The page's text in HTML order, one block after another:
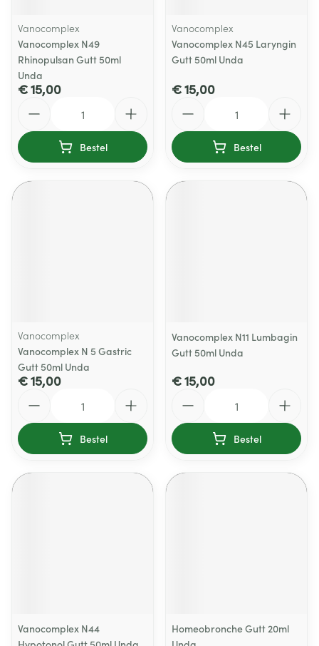
Vanocomplex
Vanocomplex N49
Rhinopulsan Gutt 50ml
Unda
€ 15,00
Bestel
Vanocomplex
Vanocomplex N45 Laryngin
Gutt 50ml Unda
€ 15,00
Bestel
Vanocomplex
Vanocomplex N 5 Gastric
Gutt 50ml Unda
€ 15,00
Bestel
Vanocomplex N11 Lumbagin
Gutt 50ml Unda
€ 15,00
Bestel
Vanocomplex N44
Homeobronche Gutt 20ml